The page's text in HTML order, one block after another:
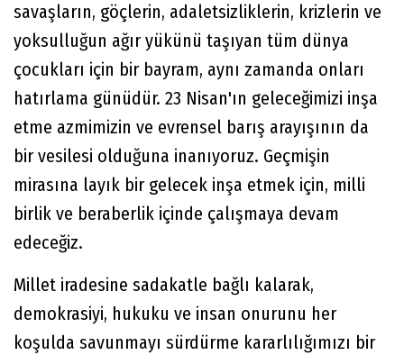
savaşların, göçlerin, adaletsizliklerin, krizlerin ve
yoksulluğun ağır yükünü taşıyan tüm dünya
çocukları için bir bayram, aynı zamanda onları
hatırlama günüdür. 23 Nisan'ın geleceğimizi inşa
etme azmimizin ve evrensel barış arayışının da
bir vesilesi olduğuna inanıyoruz. Geçmişin
mirasına layık bir gelecek inşa etmek için, milli
birlik ve beraberlik içinde çalışmaya devam
edeceğiz.
Millet iradesine sadakatle bağlı kalarak,
demokrasiyi, hukuku ve insan onurunu her
koşulda savunmayı sürdürme kararlılığımızı bir